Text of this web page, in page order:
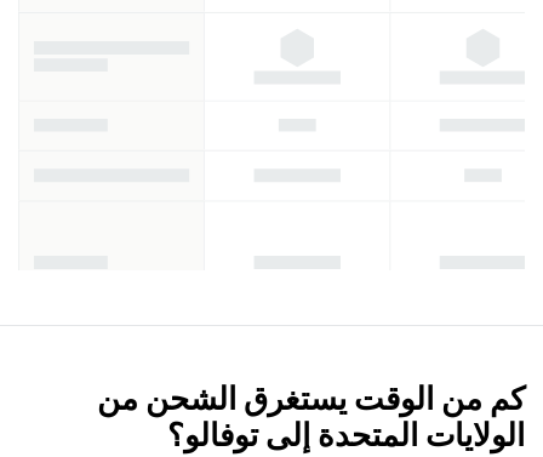
كم من الوقت يستغرق الشحن من
الولايات المتحدة إلى توفالو؟